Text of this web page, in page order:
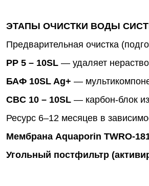
ЭТАПЫ ОЧИСТКИ ВОДЫ
Предварительная очистка
РР 5 – 10SL — удаляет
БАФ 10SL Ag+ —
CBC 10 – 10SL — карбон-блок
Ресурс 6–12 месяцев в
Мембрана Aquaporin TWRO-
Угольный постфильтр